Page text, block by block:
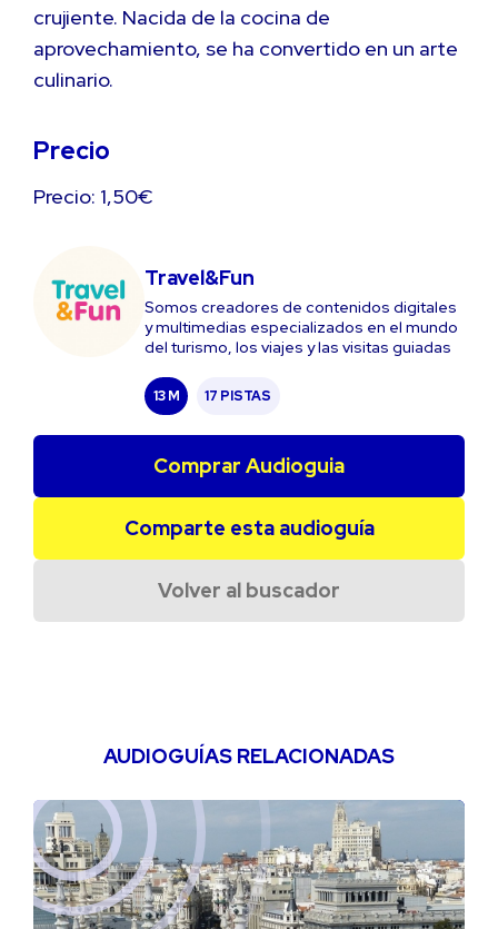
crujiente. Nacida de la cocina de
aprovechamiento, se ha convertido en un arte
culinario.
Precio
Precio: 1,50€
Travel&Fun
Somos creadores de contenidos digitales
y multimedias especializados en el mundo
del turismo, los viajes y las visitas guiadas
13 M 17 PISTAS
Comprar Audioguia
Comparte esta audioguía
Volver al buscador
AUDIOGUÍAS RELACIONADAS